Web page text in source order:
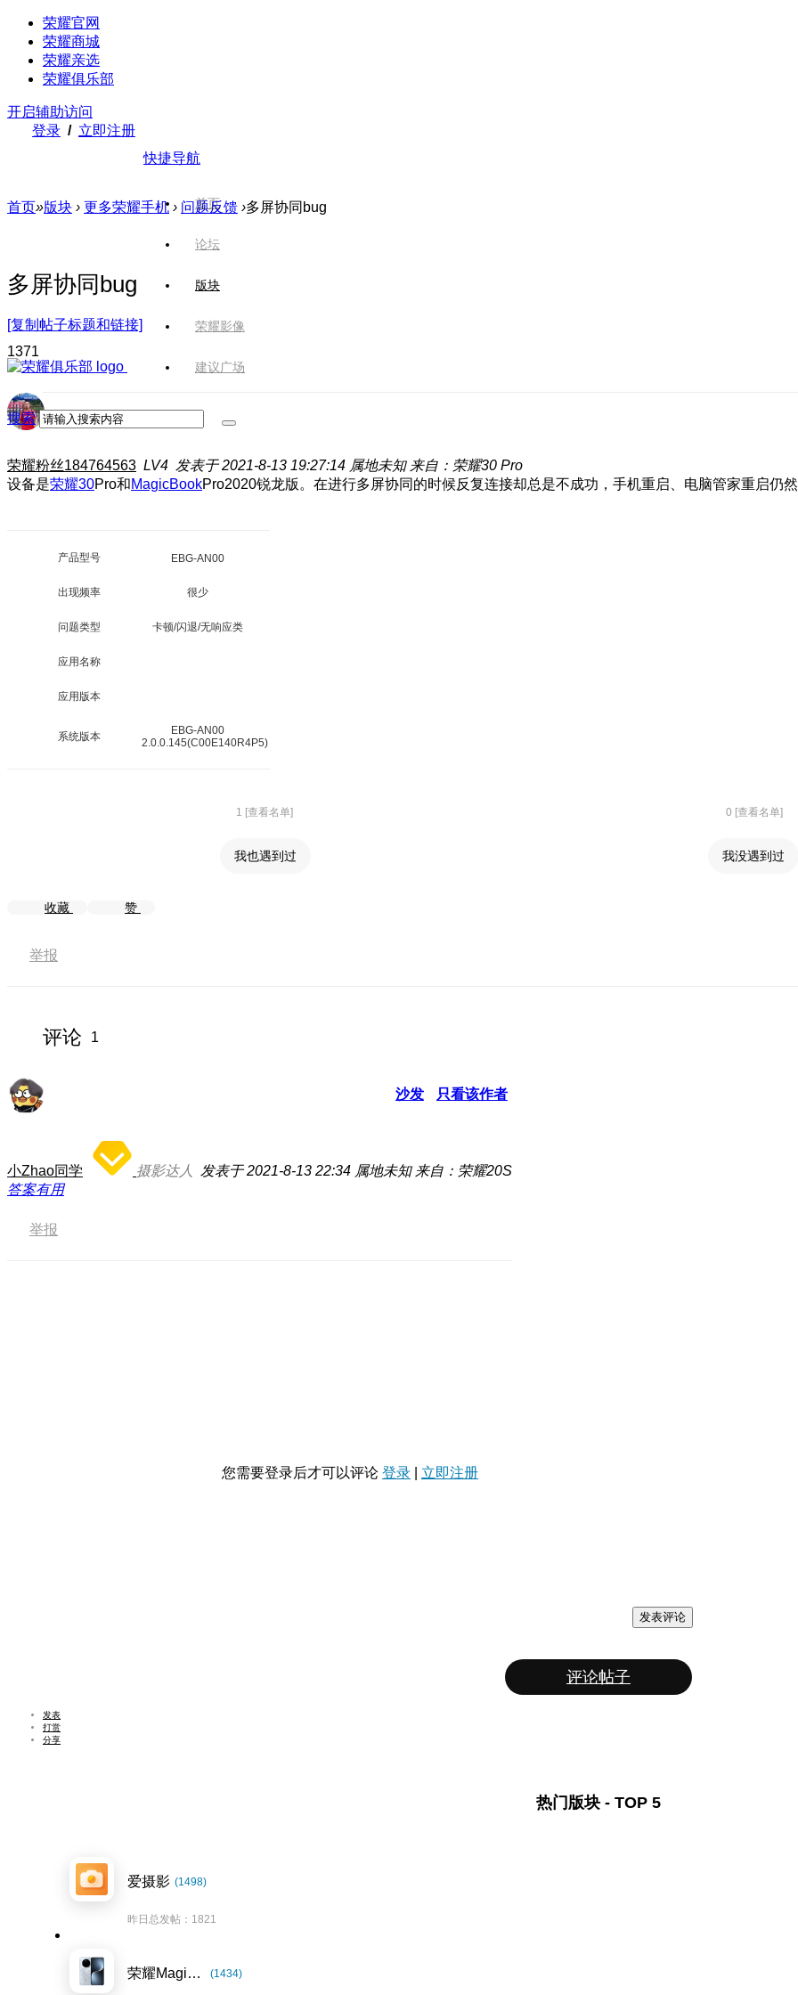
荣耀官网
荣耀商城
荣耀亲选
荣耀俱乐部
开启辅助访问
登录 / 立即注册
快捷导航
首页
论坛
版块
荣耀影像
建议广场
搜索
首页»版块 › 更多荣耀手机 › 问题反馈 ›多屏协同bug
多屏协同bug
[复制帖子标题和链接]
1371
荣耀粉丝184764563 LV4 发表于 2021-8-13 19:27:14 属地未知 来自：荣耀30 Pro
设备是荣耀30Pro和MagicBookPro2020锐龙版。在进行多屏协同的时候反复连接却总是不成功，手机重启、电脑管家重启仍
产品型号 EBG-AN00
出现频率 很少
问题类型 卡顿/闪退/无响应类
应用名称
应用版本
系统版本
EBG-AN00
2.0.0.145(C00E140R4P5)
1 [查看名单] 0 [查看名单]
我也遇到过 我没遇到过
收藏 赞
举报
评论 1
沙发 只看该作者
小Zhao同学 摄影达人 发表于 2021-8-13 22:34 属地未知 来自：荣耀20S
答案有用
举报
您需要登录后才可以评论 登录 立即注册
发表评论
评论帖子
发表
打赏
分享
热门版块 - TOP 5
爱摄影 (1498)
昨日总发帖：1821
荣耀Magic7系列 (1434)